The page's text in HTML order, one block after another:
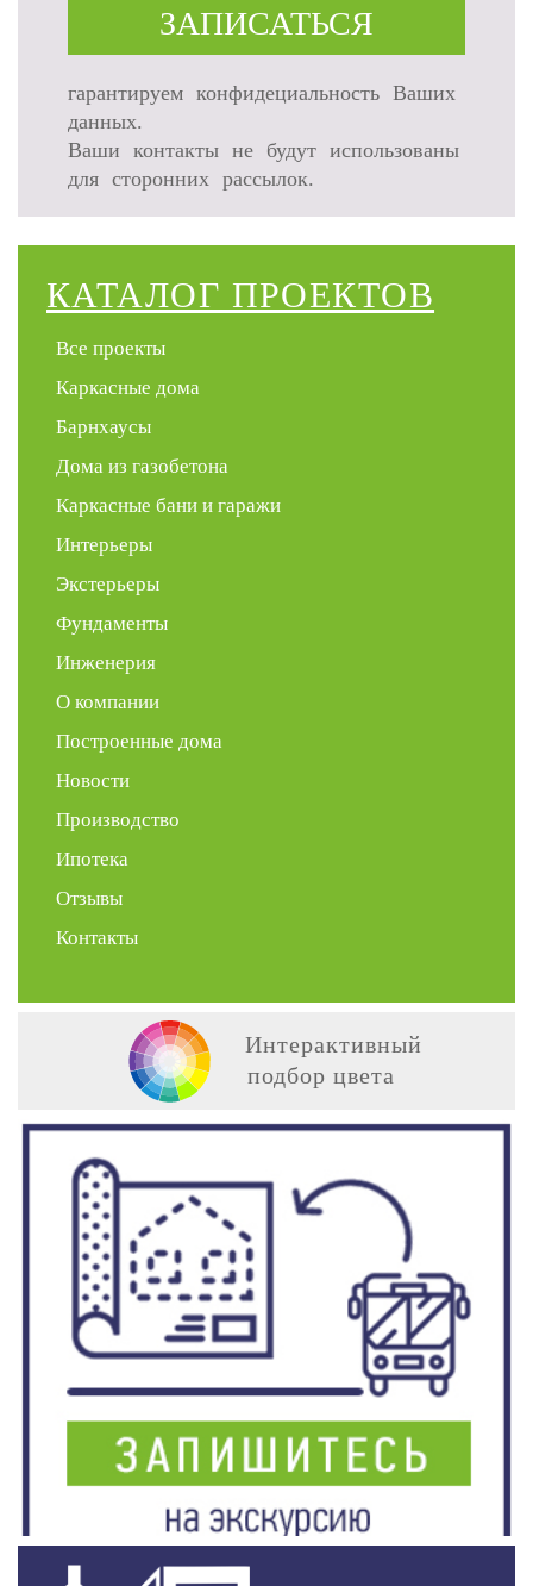
ЗАПИСАТЬСЯ
гарантируем конфидециальность Ваших
данных.
Ваши контакты не будут использованы
для сторонних рассылок.
КАТАЛОГ ПРОЕКТОВ
Все проекты
Каркасные дома
Барнхаусы
Дома из газобетона
Каркасные бани и гаражи
Интерьеры
Экстерьеры
Фундаменты
Инженерия
О компании
Построенные дома
Новости
Производство
Ипотека
Отзывы
Контакты
Интерактивный
подбор цвета